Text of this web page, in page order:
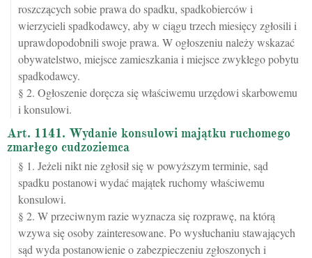
roszczących sobie prawa do spadku, spadkobierców i
wierzycieli spadkodawcy, aby w ciągu trzech miesięcy zgłosili i
uprawdopodobnili swoje prawa. W ogłoszeniu należy wskazać
obywatelstwo, miejsce zamieszkania i miejsce zwykłego pobytu
spadkodawcy.
§ 2. Ogłoszenie doręcza się właściwemu urzędowi skarbowemu
i konsulowi.
Art. 1141. Wydanie konsulowi majątku ruchomego
zmarłego cudzoziemca
§ 1. Jeżeli nikt nie zgłosił się w powyższym terminie, sąd
spadku postanowi wydać majątek ruchomy właściwemu
konsulowi.
§ 2. W przeciwnym razie wyznacza się rozprawę, na którą
wzywa się osoby zainteresowane. Po wysłuchaniu stawających
sąd wyda postanowienie o zabezpieczeniu zgłoszonych i